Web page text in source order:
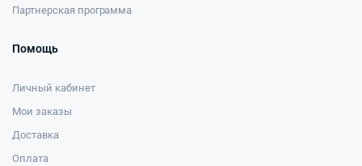
Партнерская программа
Помощь
Личный кабинет
Мои заказы
Доставка
Оплата